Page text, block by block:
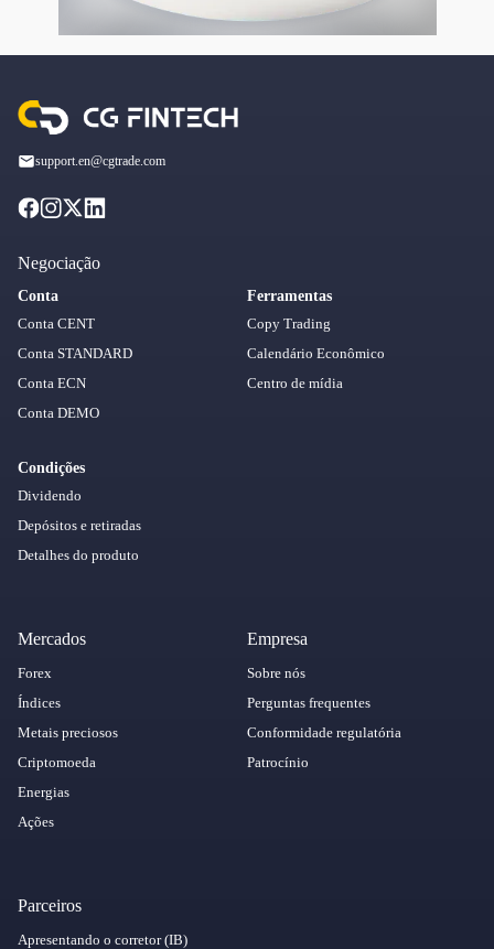
support.en@cgtrade.com
Negociação
Conta
Conta CENT
Conta STANDARD
Conta ECN
Conta DEMO
Condições
Dividendo
Depósitos e retiradas
Detalhes do produto
Ferramentas
Copy Trading
Calendário Econômico
Centro de mídia
Mercados
Forex
Índices
Metais preciosos
Criptomoeda
Energias
Ações
Empresa
Sobre nós
Perguntas frequentes
Conformidade regulatória
Patrocínio
Parceiros
Apresentando o corretor (IB)